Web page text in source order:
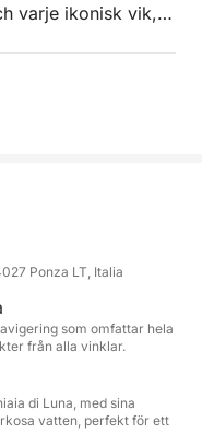
varje ikonisk vik,
i det kristallklara
solkysst
oförglömliga
prakt, med
havet. Varje
Ponzas orörda
de mest
av total
kommer
att dela berättelser
en
Ponza LT, Italia
som omfattar hela
från alla vinklar.
di Luna, med sina
vatten, perfekt för ett